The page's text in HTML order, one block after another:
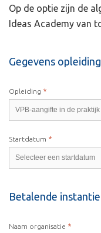
Op de optie zijn de
Ideas Academy van
Gegevens opleiding
Opleiding *
Startdatum *
Betalende instantie
Naam organisatie *